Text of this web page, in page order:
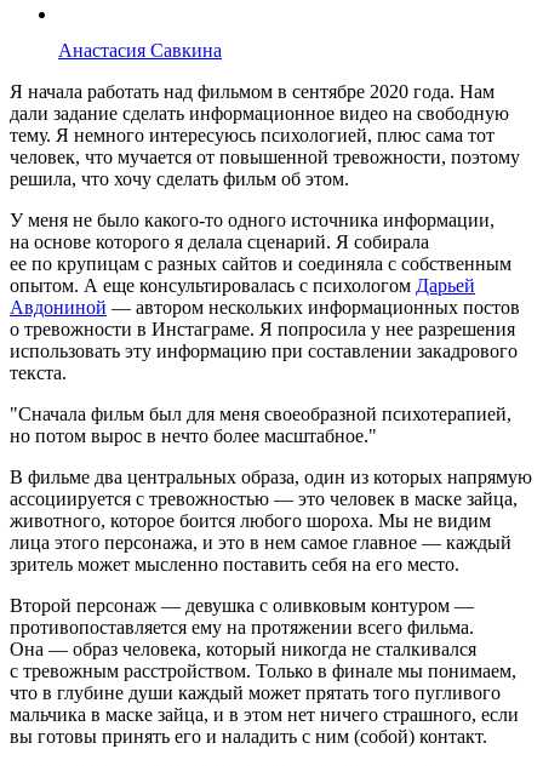
Анастасия Савкина
Я начала работать над фильмом в сентябре 2020 года. Нам
дали задание сделать информационное видео на свободную
тему. Я немного интересуюсь психологией, плюс сама тот
человек, что мучается от повышенной тревожности, поэтому
решила, что хочу сделать фильм об этом.
У меня не было какого-то одного источника информации,
на основе которого я делала сценарий. Я собирала
ее по крупицам с разных сайтов и соединяла с собственным
опытом. А еще консультировалась с психологом Дарьей
Авдониной — автором нескольких информационных постов
о тревожности в Инстаграме. Я попросила у нее разрешения
использовать эту информацию при составлении закадрового
текста.
Сначала фильм был для меня своеобразной психотерапией,
но потом вырос в нечто более масштабное.
В фильме два центральных образа, один из которых напрямую
ассоциируется с тревожностью — это человек в маске зайца,
животного, которое боится любого шороха. Мы не видим
лица этого персонажа, и это в нем самое главное — каждый
зритель может мысленно поставить себя на его место.
Второй персонаж — девушка с оливковым контуром —
противопоставляется ему на протяжении всего фильма.
Она — образ человека, который никогда не сталкивался
с тревожным расстройством. Только в финале мы понимаем,
что в глубине души каждый может прятать того пугливого
мальчика в маске зайца, и в этом нет ничего страшного, если
вы готовы принять его и наладить с ним (собой) контакт.